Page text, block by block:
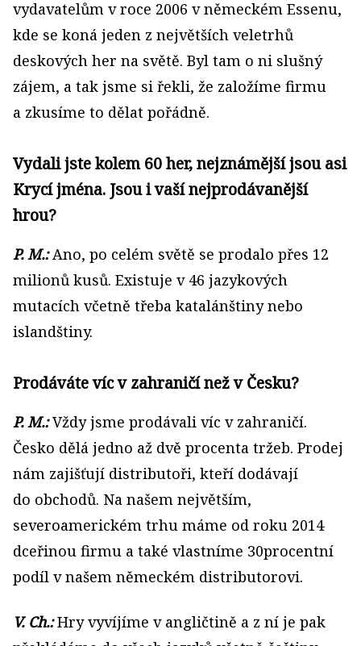
vydavatelům v roce 2006 v německém Essenu,
kde se koná jeden z největších veletrhů
deskových her na světě. Byl tam o ni slušný
zájem, a tak jsme si řekli, že založíme firmu
a zkusíme to dělat pořádně.
Vydali jste kolem 60 her, nejznámější jsou asi
Krycí jména. Jsou i vaší nejprodávanější
hrou?
P. M.:Ano, po celém světě se prodalo přes 12
milionů kusů. Existuje v 46 jazykových
mutacích včetně třeba katalánštiny nebo
islandštiny.
Prodáváte víc v zahraničí než v Česku?
P. M.:Vždy jsme prodávali víc v zahraničí.
Česko dělá jedno až dvě procenta tržeb. Prodej
nám zajišťují distributoři, kteří dodávají
do obchodů. Na našem největším,
severoamerickém trhu máme od roku 2014
dceřinou firmu a také vlastníme 30procentní
podíl v našem německém distributorovi.
V. Ch.:Hry vyvíjíme v angličtině a z ní je pak